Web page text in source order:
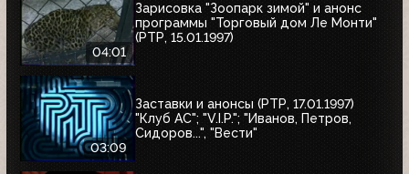
04:01
Зарисовка "Зоопарк зимой" и анонс
программы "Торговый дом Ле Монти"
(РТР, 15.01.1997)
03:09
Заставки и анонсы (РТР, 17.01.1997)
"Клуб АС"; "V.I.P."; "Иванов, Петров,
Сидоров...", "Вести"